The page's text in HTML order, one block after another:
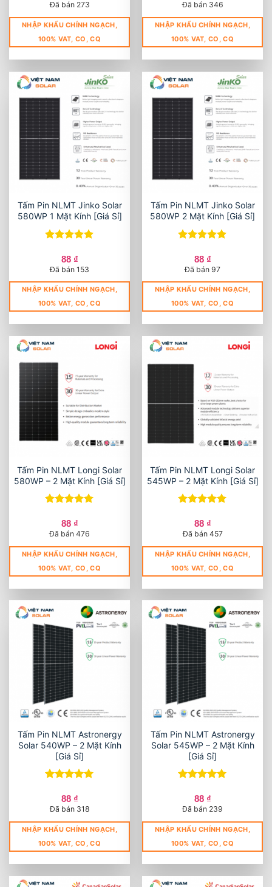
sao
Đã bán 273
NHẬP KHẨU CHÍNH NGẠCH,
100% VAT, CO, CQ
sao
Đã bán 346
NHẬP KHẨU CHÍNH NGẠCH,
100% VAT, CO, CQ
Tấm Pin NLMT Jinko Solar
580WP 1 Mặt Kính [Giá Sỉ]
hạng5 5
sao
88 ₫
Đã bán 153
NHẬP KHẨU CHÍNH NGẠCH,
100% VAT, CO, CQ
Tấm Pin NLMT Jinko Solar
580WP 2 Mặt Kính [Giá Sỉ]
hạng5 5
sao
88 ₫
Đã bán 97
NHẬP KHẨU CHÍNH NGẠCH,
100% VAT, CO, CQ
Tấm Pin NLMT Longi Solar
580WP – 2 Mặt Kính [Giá Sỉ]
hạng5 5
sao
88 ₫
Đã bán 476
NHẬP KHẨU CHÍNH NGẠCH,
100% VAT, CO, CQ
Tấm Pin NLMT Longi Solar
545WP – 2 Mặt Kính [Giá Sỉ]
hạng5 5
sao
88 ₫
Đã bán 457
NHẬP KHẨU CHÍNH NGẠCH,
100% VAT, CO, CQ
Tấm Pin NLMT Astronergy
Solar 540WP – 2 Mặt Kính
[Giá Sỉ]
hạng5 5
sao
88 ₫
Đã bán 318
NHẬP KHẨU CHÍNH NGẠCH,
100% VAT, CO, CQ
Tấm Pin NLMT Astronergy
Solar 545WP – 2 Mặt Kính
[Giá Sỉ]
hạng5 5
sao
88 ₫
Đã bán 239
NHẬP KHẨU CHÍNH NGẠCH,
100% VAT, CO, CQ